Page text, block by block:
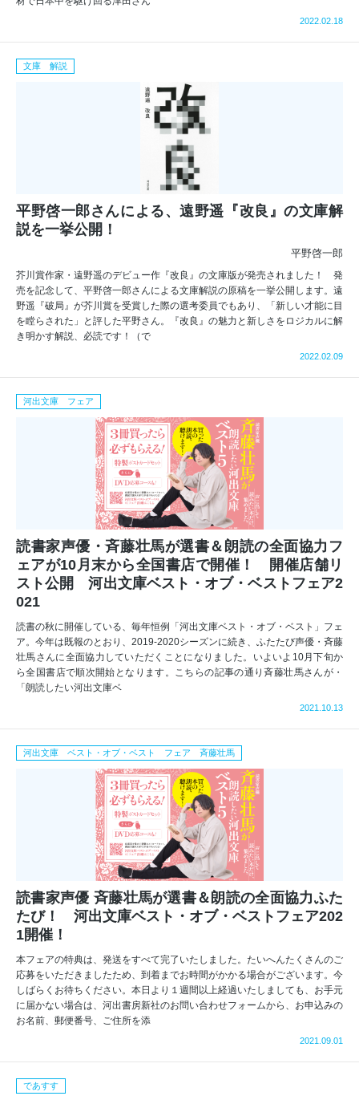
2022.02.18
文庫 解説
平野啓一郎さんによる、遠野遥『改良』の文庫解
説を一挙公開！
平野啓一郎
芥川賞作家・遠野遥のデビュー作『改良』の文庫版が発売されました！ 発
売を記念して、平野啓一郎さんによる文庫解説の原稿を一挙公開します。遠
野遥『破局』が芥川賞を受賞した際の選考委員でもあり、「新しい才能に目
を瞠らされた」と評した平野さん。『改良』の魅力と新しさをロジカルに解
き明かす解説、必読です！（で
2022.02.09
河出文庫 フェア
読書家声優・斉藤壮馬が選書＆朗読の全面協力フ
ェアが10月末から全国書店で開催！ 開催店舗リ
スト公開 河出文庫ベスト・オブ・ベストフェア2
021
読書の秋に開催している、毎年恒例「河出文庫ベスト・オブ・ベスト」フェ
ア。今年は既報のとおり、2019-2020シーズンに続き、ふたたび声優・斉藤
壮馬さんに全面協力していただくことになりました。いよいよ10月下旬か
ら全国書店で順次開始となります。こちらの記事の通り斉藤壮馬さんが・
「朗読したい河出文庫ベ
2021.10.13
河出文庫 ベスト・オブ・ベスト フェア 斉藤壮馬
読書家声優 斉藤壮馬が選書＆朗読の全面協力ふた
たび！ 河出文庫ベスト・オブ・ベストフェア202
1開催！
本フェアの特典は、発送をすべて完了いたしました。たいへんたくさんのご
応募をいただきましたため、到着までお時間がかかる場合がございます。今
しばらくお待ちください。本日より１週間以上経過いたしましても、お手元
に届かない場合は、河出書房新社のお問い合わせフォームから、お申込みの
お名前、郵便番号、ご住所を添
2021.09.01
であすす